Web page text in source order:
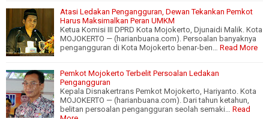
Atasi Ledakan Pengangguran, Dewan Tekankan Pemkot
Harus Maksimalkan Peran UMKM
Ketua Komisi III DPRD Kota Mojokerto, Djunaidi Malik. Kota
MOJOKERTO — (harianbuana.com). Persoalan banyaknya
pengangguran di Kota Mojokerto benar-ben… Read More
Pemkot Mojokerto Terbelit Persoalan Ledakan
Pengangguran
Kepala Disnakertrans Pemkot Mojokerto, Hariyanto. Kota
MOJOKERTO — (harianbuana.com). Dari tahun ketahun,
belitan persoalan pengangguran seolah semaki… Read